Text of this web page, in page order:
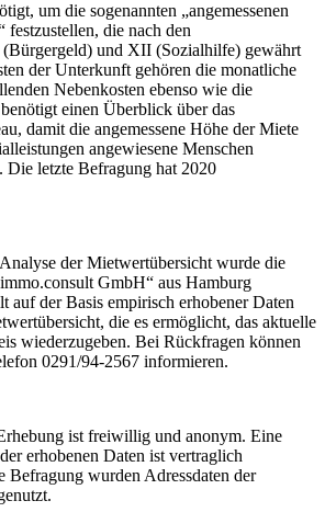
um die sogenannten „angemessenen
die nach den
(Bürgergeld) und XII (Sozialhilfe) gewährt
der Unterkunft gehören die monatliche
Nebenkosten ebenso wie die
einen Überblick über das
damit die angemessene Höhe der Miete
angewiesene Menschen
Die letzte Befragung hat 2020
der Mietwertübersicht wurde die
GmbH“ aus Hamburg
auf der Basis empirisch erhobener Daten
die es ermöglicht, das aktuelle
wiederzugeben. Bei Rückfragen können
0291/94-2567 informieren.
ist freiwillig und anonym. Eine
erhobenen Daten ist vertraglich
Befragung wurden Adressdaten der